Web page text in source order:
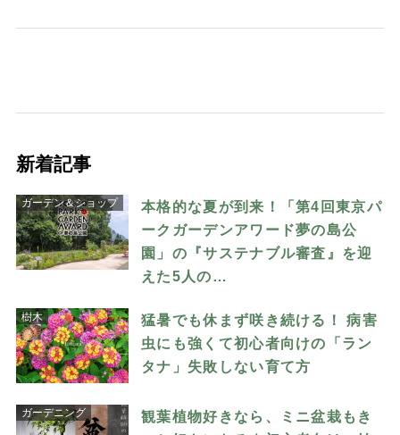
新着記事
ガーデン＆ショップ
本格的な夏が到来！「第4回東京パ
ークガーデンアワード夢の島公
園」の『サステナブル審査』を迎
えた5人の…
樹木
猛暑でも休まず咲き続ける！ 病害
虫にも強くて初心者向けの「ラン
タナ」失敗しない育て方
ガーデニング
観葉植物好きなら、ミニ盆栽もき